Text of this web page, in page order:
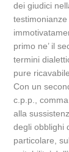
dei giudici
primo ne’ il
termini
pure
Con un
c.p.p.,
alla
degli obblighi
particolare,